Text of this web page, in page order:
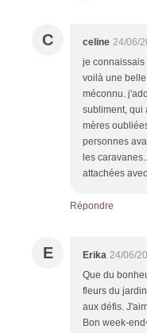
C celine 24/06/
je connaissais
voilà une
méconnu.
subliment, qui
mères
personnes
les
attachées
Répondre
E Erika 24/06/
Que du
fleurs du
aux défis.
Bon week-